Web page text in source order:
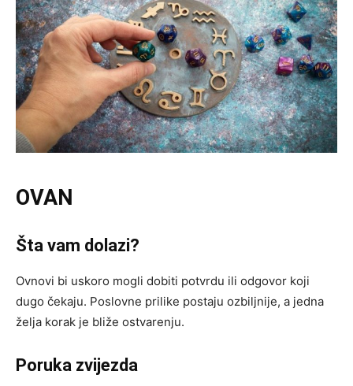
OVAN
Šta vam dolazi?
Ovnovi bi uskoro mogli dobiti potvrdu ili odgovor koji
dugo čekaju. Poslovne prilike postaju ozbiljnije, a jedna
želja korak je bliže ostvarenju.
Poruka zvijezda